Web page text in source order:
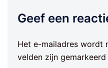
Geef een
Het e-mailadres wordt
velden zijn gemarkeerd